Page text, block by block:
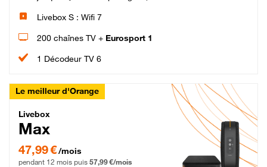
Livebox S : Wifi 7
200 chaînes TV + Eurosport 1
1 Décodeur TV 6
Le meilleur d'Orange
Livebox Max Fibre
Livebox
Max
47,99 € par mois pendant 12 mois puis 57,99 € par mois, Engagement 12 mois
47,99 €/mois
pendant 12 mois puis 57,99 €/mois